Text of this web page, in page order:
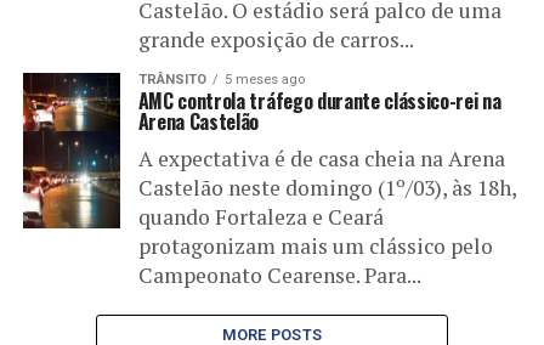
Castelão. O estádio será palco de uma
grande exposição de carros...
TRÂNSITO 5 meses ago
AMC controla tráfego durante clássico-rei na
Arena Castelão
A expectativa é de casa cheia na Arena
Castelão neste domingo (1º/03), às 18h,
quando Fortaleza e Ceará
protagonizam mais um clássico pelo
Campeonato Cearense. Para...
MORE POSTS